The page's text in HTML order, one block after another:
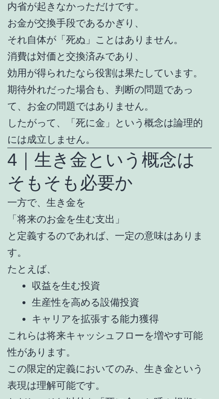
内省が起きなかっただけです。
お金が交換手段であるかぎり、
それ自体が「死ぬ」ことはありません。
消費は対価と交換済みであり、
効用が得られたなら役割は果たしています。
期待外れだった場合も、判断の問題であっ
て、お金の問題ではありません。
したがって、「死に金」という概念は論理的
には成立しません。
4｜生き金という概念は
そもそも必要か
一方で、生き金を
「将来のお金を生む支出」
と定義するのであれば、一定の意味はありま
す。
たとえば、
収益を生む投資
生産性を高める設備投資
キャリアを拡張する能力獲得
これらは将来キャッシュフローを増やす可能
性があります。
この限定的定義においてのみ、生き金という
表現は理解可能です。